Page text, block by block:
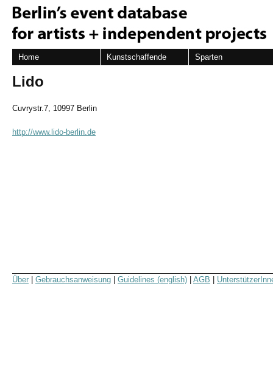
Home Kunstschaffende Sparten
Lido
Cuvrystr.7, 10997 Berlin
http://www.lido-berlin.de
Über Gebrauchsanweisung Guidelines (english) AGB